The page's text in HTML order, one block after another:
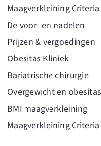
Maagverkleining Criteria
De voor- en nadelen
Prijzen & vergoedingen
Obesitas Kliniek
Bariatrische chirurgie
Overgewicht en obesitas
BMI maagverkleining
Maagverkleining Criteria